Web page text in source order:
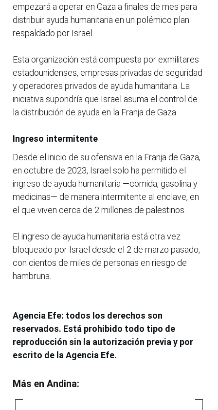
empezará a operar en Gaza a finales de mes para
distribuir ayuda humanitaria en un polémico plan
respaldado por Israel.
Esta organización está compuesta por exmilitares
estadounidenses, empresas privadas de seguridad
y operadores privados de ayuda humanitaria. La
iniciativa supondría que Israel asuma el control de
la distribución de ayuda en la Franja de Gaza.
Ingreso intermitente
Desde el inicio de su ofensiva en la Franja de Gaza,
en octubre de 2023, Israel solo ha permitido el
ingreso de ayuda humanitaria —comida, gasolina y
medicinas— de manera intermitente al enclave, en
el que viven cerca de 2 millones de palestinos.
El ingreso de ayuda humanitaria está otra vez
bloqueado por Israel desde el 2 de marzo pasado,
con cientos de miles de personas en riesgo de
hambruna.
Agencia Efe: todos los derechos son
reservados. Está prohibido todo tipo de
reproducción sin la autorización previa y por
escrito de la Agencia Efe.
Más en Andina: